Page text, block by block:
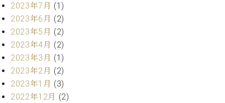
デ
ジ
タ
ル)
報
八
王
子
工
ブ
ロ
グ
2023年7月 (1)
2023年6月 (2)
2023年5月 (2)
2023年4月 (2)
2023年3月 (1)
2023年2月 (2)
2023年1月 (3)
2022年12月 (2)